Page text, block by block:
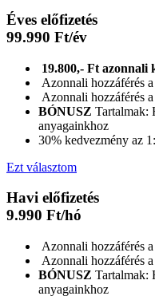
Éves előfizetés
99.990 Ft/év
19.800,- Ft azonnali
Azonnali hozzáférés
Azonnali hozzáférés
BÓNUSZ Tartalmak:
anyagainkhoz
30% kedvezmény az
Ezt választom
Havi előfizetés
9.990 Ft/hó
Azonnali hozzáférés
Azonnali hozzáférés
BÓNUSZ Tartalmak:
anyagainkhoz